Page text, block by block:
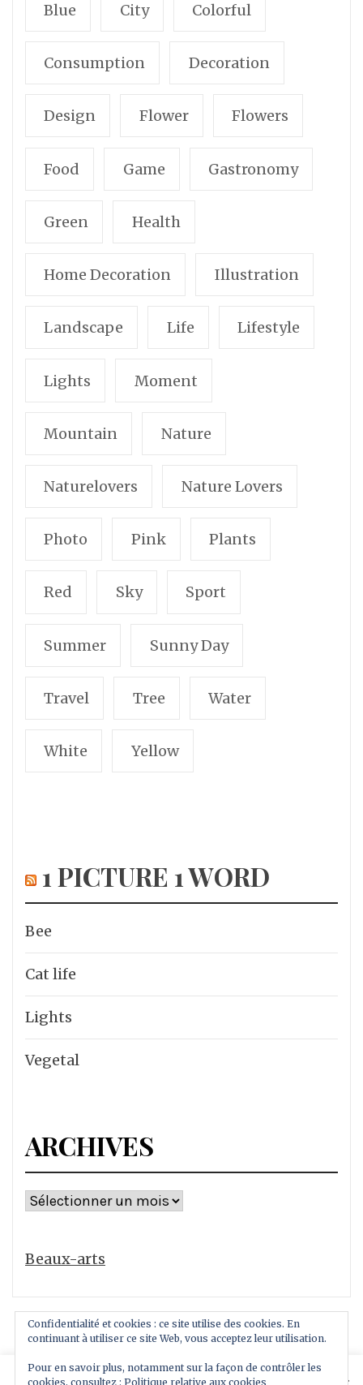
Blue City Colorful
Consumption Decoration
Design Flower Flowers
Food Game Gastronomy
Green Health
Home Decoration Illustration
Landscape Life Lifestyle
Lights Moment
Mountain Nature
Naturelovers Nature Lovers
Photo Pink Plants
Red Sky Sport
Summer Sunny Day
Travel Tree Water
White Yellow
1 PICTURE 1 WORD
Bee
Cat life
Lights
Vegetal
ARCHIVES
Archives
Beaux-arts
This website uses cookies to improve your experience.
Confidentialité et cookies : ce site utilise des cookies. En
continuant à utiliser ce site Web, vous acceptez leur utilisation.
Pour en savoir plus, notamment sur la façon de contrôler les
cookies, consultez : Politique relative aux cookies